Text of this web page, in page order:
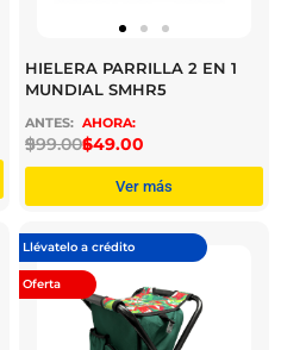
HIELERA PARRILLA 2 EN 1
MUNDIAL SMHR5
$
999.00$
649.00
Ver más
Llévatelo a crédito
Oferta